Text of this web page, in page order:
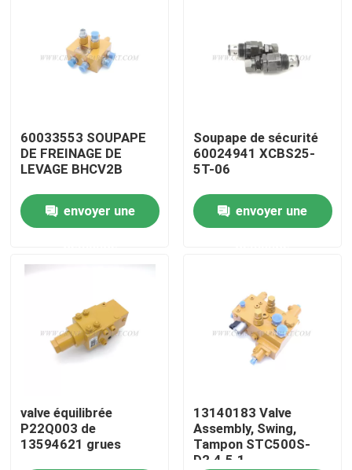
Aperçu
Produits
Contrôle de la qualité
nouvelles
60033553 SOUPAPE
DE FREINAGE DE
LEVAGE BHCV2B
envoyer une
Soupape de sécurité
60024941 XCBS25-
5T-06
envoyer une
valve équilibrée
P22Q003 de
13594621 grues
13140183 Valve
Assembly, Swing,
Tampon STC500S-
D2.4.5.1